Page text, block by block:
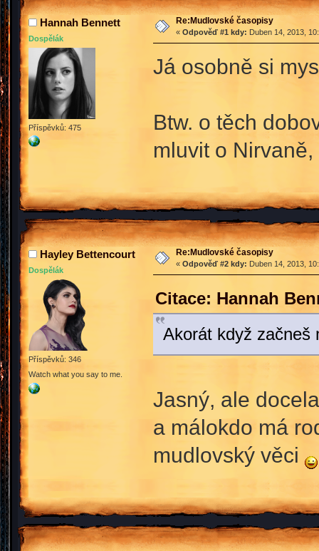
Hannah Bennett
Dospělák
Příspěvků: 475
Re:Mudlovské časopisy
« Odpověď #1 kdy: Duben 14, 2013,
Já osobně si
Btw. o těch
mluvit o
Hayley Bettencourt
Dospělák
Příspěvků: 346
Watch what you say to me.
Re:Mudlovské časopisy
« Odpověď #2 kdy: Duben 14, 2013,
Citace: Hannah
Akorát když
Jasný, ale
a málokdo má
mudlovský věci